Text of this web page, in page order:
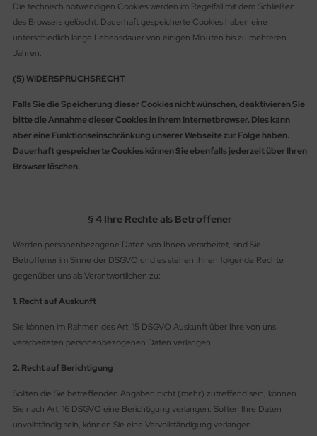
Die technisch notwendigen Cookies werden im Regelfall mit dem Schließen
des Browsers gelöscht. Dauerhaft gespeicherte Cookies haben eine
unterschiedlich lange Lebensdauer von einigen Minuten bis zu mehreren
Jahren.
(5) WIDERSPRUCHSRECHT
Falls Sie die Speicherung dieser Cookies nicht wünschen, deaktivieren Sie
bitte die Annahme dieser Cookies in Ihrem Internetbrowser. Dies kann
aber eine Funktionseinschränkung unserer Webseite zur Folge haben.
Dauerhaft gespeicherte Cookies können Sie ebenfalls jederzeit über Ihren
Browser löschen.
§ 4 Ihre Rechte als Betroffener
Werden personenbezogene Daten von Ihnen verarbeitet, sind Sie
Betroffener im Sinne der DSGVO und es stehen Ihnen folgende Rechte
gegenüber uns als Verantwortlichen zu:
1. Recht auf Auskunft
Sie können im Rahmen des Art. 15 DSGVO Auskunft über Ihre von uns
verarbeiteten personenbezogenen Daten verlangen.
2. Recht auf Berichtigung
Sollten die Sie betreffenden Angaben nicht (mehr) zutreffend sein, können
Sie nach Art. 16 DSGVO eine Berichtigung verlangen. Sollten Ihre Daten
unvollständig sein, können Sie eine Vervollständigung verlangen.